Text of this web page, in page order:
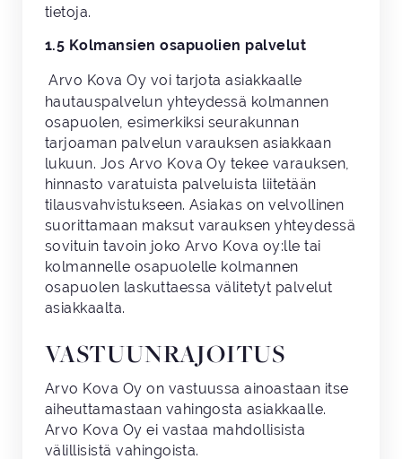
tietoja.
1.5 Kolmansien osapuolien palvelut
Arvo Kova Oy voi tarjota asiakkaalle
hautauspalvelun yhteydessä kolmannen
osapuolen, esimerkiksi seurakunnan
tarjoaman palvelun varauksen asiakkaan
lukuun. Jos Arvo Kova Oy tekee varauksen,
hinnasto varatuista palveluista liitetään
tilausvahvistukseen. Asiakas on velvollinen
suorittamaan maksut varauksen yhteydessä
sovituin tavoin joko Arvo Kova oy:lle tai
kolmannelle osapuolelle kolmannen
osapuolen laskuttaessa välitetyt palvelut
asiakkaalta.
VASTUUNRAJOITUS
Arvo Kova Oy on vastuussa ainoastaan itse
aiheuttamastaan vahingosta asiakkaalle.
Arvo Kova Oy ei vastaa mahdollisista
välillisistä vahingoista.